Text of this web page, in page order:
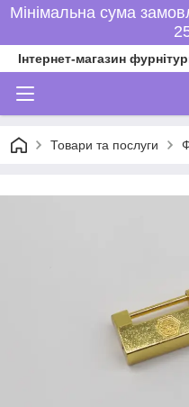
Мінімальна сума
Інтернет-магазин
Товари та послуги